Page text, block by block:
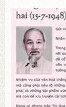
tưởng, đạo đức,
trong sáng, tận
đảng viên hiện
chính” của Chủ
mới và phát